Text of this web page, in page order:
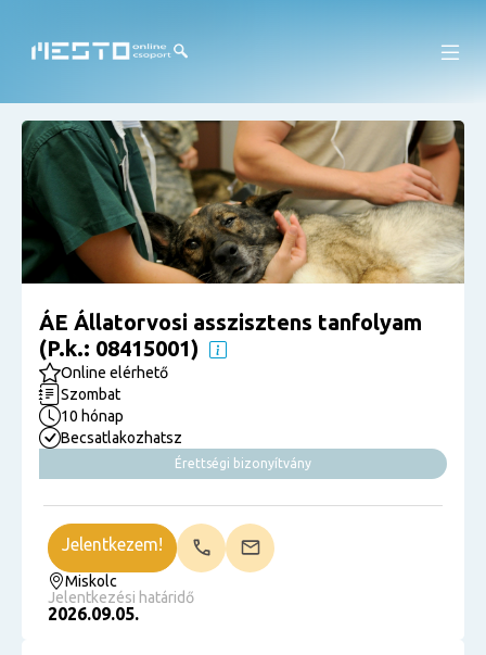
ÁE Állatorvosi asszisztens tanfolyam
(P.k.: 08415001)
Online elérhető
Szombat
10 hónap
Becsatlakozhatsz
Érettségi bizonyítvány
Miskolc
Jelentkezési határidő
2026.09.05.
Jelentkezem!